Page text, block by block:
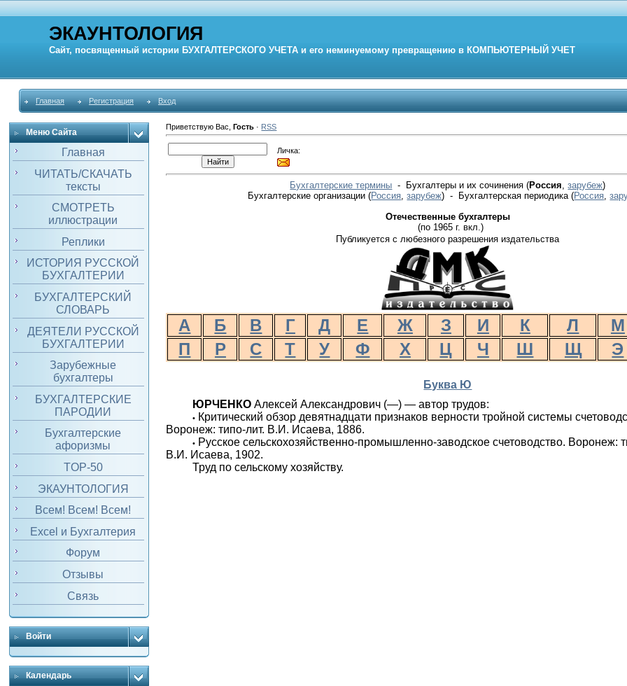
ЭКАУНТОЛОГИЯ
Сайт, посвященный истории БУХГАЛТЕРСКОГО УЧЕТА и его неминуемому превращению в КОМПЬЮТЕРНЫЙ УЧЕТ
Главная Регистрация Вход
Меню Сайта
Главная
ЧИТАТЬ/СКАЧАТЬ
тексты
СМОТРЕТЬ
иллюстрации
Реплики
ИСТОРИЯ РУССКОЙ
БУХГАЛТЕРИИ
БУХГАЛТЕРСКИЙ
СЛОВАРЬ
ДЕЯТЕЛИ РУССКОЙ
БУХГАЛТЕРИИ
Зарубежные
бухгалтеры
БУХГАЛТЕРСКИЕ
ПАРОДИИ
Бухгалтерские
афоризмы
TOP-50
ЭКАУНТОЛОГИЯ
Всем! Всем! Всем!
Excel и Бухгалтерия
Форум
Отзывы
Связь
Войти
Календарь
Приветствую Вас ,Гость · RSS
Личка:
Бухгалтерские термины - Бухгалтеры и их сочинения (Россия ,зарубеж)
Бухгалтерские организации(Россия ,зарубеж) - Бухгалтерская периодика(Россия ,
Отечественные бухгалтеры
(по 1965 г. вкл.)
Публикуется с любезного разрешения издательства
А Б В Г Д Е Ж З И К Л М
П
Р С Т У Ф Х Ц Ч Ш Щ Э
Буква Ю
ЮРЧЕНКО Алексей Александрович (—) — автор трудов:
• Критический обзор девятнадцати признаков верности тройной системы
Воронеж: типо-лит. В.И. Исаева, 1886.
• Русское сельскохозяйственно-промыш­лен­но-заводское счетоводство. Воронеж:
В.И. Исаева, 1902.
Труд по сельскому хозяйству.